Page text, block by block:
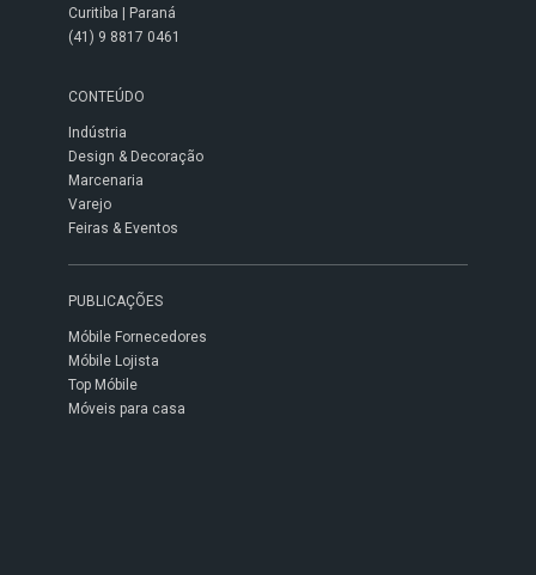
Curitiba | Paraná
(41) 9 8817 0461
CONTEÚDO
Indústria
Design & Decoração
Marcenaria
Varejo
Feiras & Eventos
PUBLICAÇÕES
Móbile Fornecedores
Móbile Lojista
Top Móbile
Móveis para casa